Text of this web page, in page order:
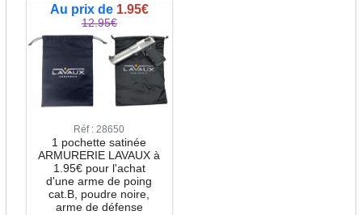
Au prix de 1.95€
12.95€
Réf : 28650
1 pochette satinée
ARMURERIE LAVAUX à
1.95€ pour l'achat
d'une arme de poing
cat.B, poudre noire,
arme de défense